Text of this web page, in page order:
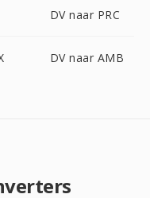
DV naar PRC
DV naar AMB